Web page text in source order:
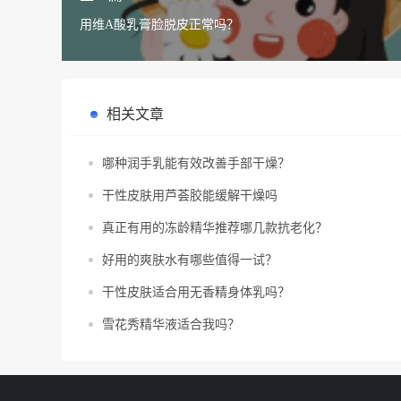
用维A酸乳膏脸脱皮正常吗？
相关文章
哪种润手乳能有效改善手部干燥？
干性皮肤用芦荟胶能缓解干燥吗
真正有用的冻龄精华推荐哪几款抗老化？
好用的爽肤水有哪些值得一试？
干性皮肤适合用无香精身体乳吗？
雪花秀精华液适合我吗？